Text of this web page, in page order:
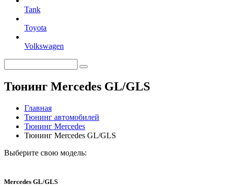
Tank
Toyota
Volkswagen
Тюнинг Mercedes GL/GLS
Главная
Тюнинг автомобилей
Тюнинг Mercedes
Тюнинг Mercedes GL/GLS
Выберите свою модель:
Mercedes GL/GLS